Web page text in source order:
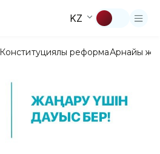
KZ
Конституциялық реформаАрнайы